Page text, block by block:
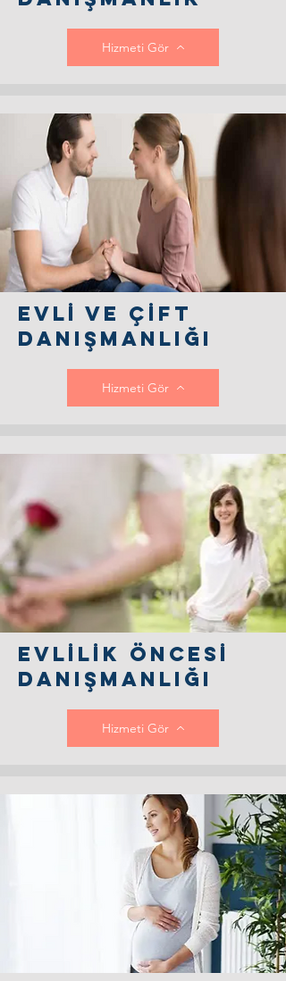
Hizmeti Gör
EVLİ ve Çİft
DAnışmanlığı
Hizmeti Gör
Evlİlİk öncesİ
Danışmanlığı
Hizmeti Gör